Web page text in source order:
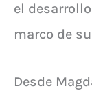
el
marco de
Desde